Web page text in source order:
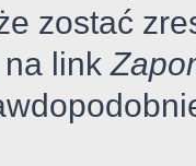
zostać
na link